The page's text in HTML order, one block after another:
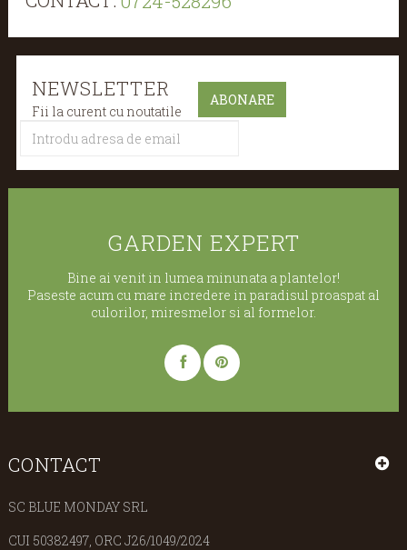
NEWSLETTER
Fii la curent cu noutatile
GARDEN EXPERT
Bine ai venit in lumea minunata a plantelor!
Paseste acum cu mare incredere in paradisul proaspat al
culorilor, miresmelor si al formelor.
CONTACT
SC BLUE MONDAY SRL
CUI 50382497, ORC J26/1049/2024